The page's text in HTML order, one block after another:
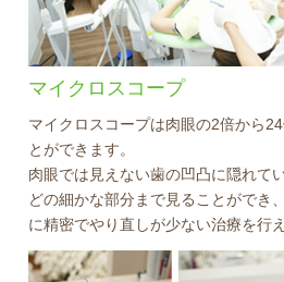
マイクロスコープ
マイクロスコープは肉眼の2倍から
とができます。
肉眼では見えない歯の凹凸に隠れて
どの細かな部分まで見ることができ
に精密でやり直しが少ない治療を行え